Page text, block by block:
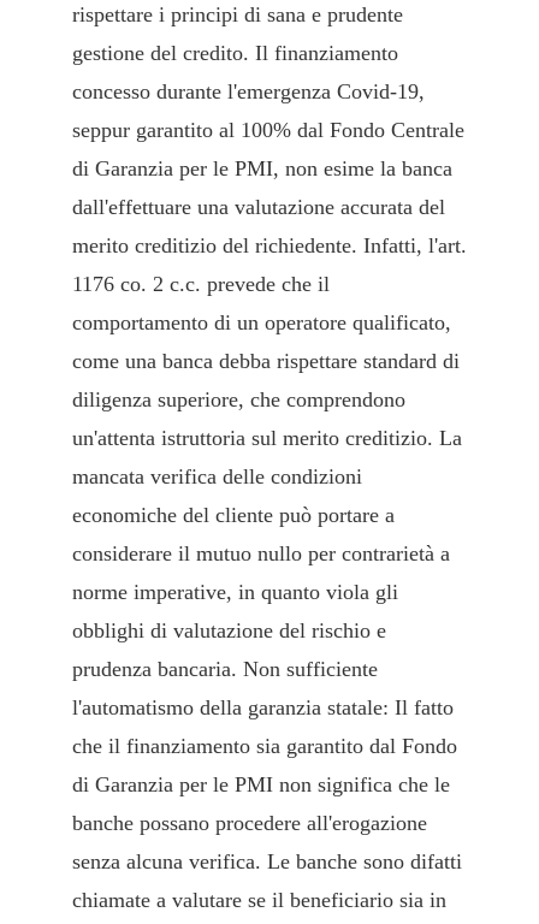
rispettare i principi di sana e prudente
gestione del credito. Il finanziamento
concesso durante l'emergenza Covid-19,
seppur garantito al 100% dal Fondo Centrale
di Garanzia per le PMI, non esime la banca
dall'effettuare una valutazione accurata del
merito creditizio del richiedente. Infatti, l'art.
1176 co. 2 c.c. prevede che il
comportamento di un operatore qualificato,
come una banca debba rispettare standard di
diligenza superiore, che comprendono
un'attenta istruttoria sul merito creditizio. La
mancata verifica delle condizioni
economiche del cliente può portare a
considerare il mutuo nullo per contrarietà a
norme imperative, in quanto viola gli
obblighi di valutazione del rischio e
prudenza bancaria. Non sufficiente
l'automatismo della garanzia statale: Il fatto
che il finanziamento sia garantito dal Fondo
di Garanzia per le PMI non significa che le
banche possano procedere all'erogazione
senza alcuna verifica. Le banche sono difatti
chiamate a valutare se il beneficiario sia in